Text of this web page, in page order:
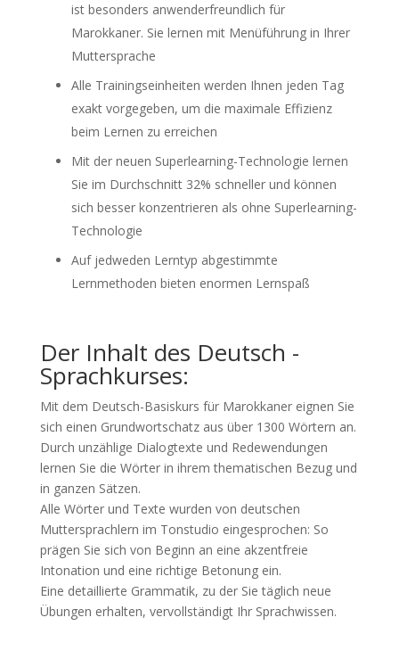
ist besonders anwenderfreundlich für
Marokkaner. Sie lernen mit Menüführung in Ihrer
Muttersprache
Alle Trainingseinheiten werden Ihnen jeden Tag
exakt vorgegeben, um die maximale Effizienz
beim Lernen zu erreichen
Mit der neuen Superlearning-Technologie lernen
Sie im Durchschnitt 32% schneller und können
sich besser konzentrieren als ohne Superlearning-
Technologie
Auf jedweden Lerntyp abgestimmte
Lernmethoden bieten enormen Lernspaß
Der Inhalt des Deutsch -
Sprachkurses:
Mit dem Deutsch-Basiskurs für Marokkaner eignen Sie
sich einen Grundwortschatz aus über 1300 Wörtern an.
Durch unzählige Dialogtexte und Redewendungen
lernen Sie die Wörter in ihrem thematischen Bezug und
in ganzen Sätzen.
Alle Wörter und Texte wurden von deutschen
Muttersprachlern im Tonstudio eingesprochen: So
prägen Sie sich von Beginn an eine akzentfreie
Intonation und eine richtige Betonung ein.
Eine detaillierte Grammatik, zu der Sie täglich neue
Übungen erhalten, vervollständigt Ihr Sprachwissen.